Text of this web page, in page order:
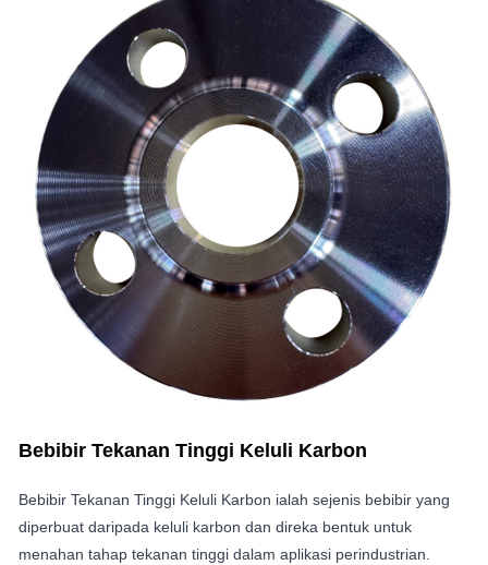
Bebibir Tekanan Tinggi Keluli Karbon
Bebibir Tekanan Tinggi Keluli Karbon ialah sejenis bebibir yang
diperbuat daripada keluli karbon dan direka bentuk untuk
menahan tahap tekanan tinggi dalam aplikasi perindustrian.